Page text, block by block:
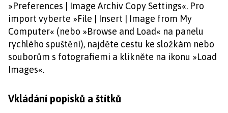
»Preferences | Image Archiv Copy Settings«. Pro
import vyberte »File | Insert | Image from My
Computer« (nebo »Browse and Load« na panelu
rychlého spuštění), najděte cestu ke složkám nebo
souborům s fotografiemi a klikněte na ikonu »Load
Images«.
Vkládání popisků a štítků